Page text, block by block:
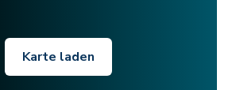
Karte laden